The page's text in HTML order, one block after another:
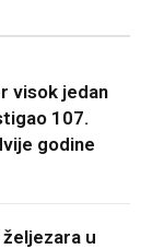
visok jedan
107.
godine
željezara u